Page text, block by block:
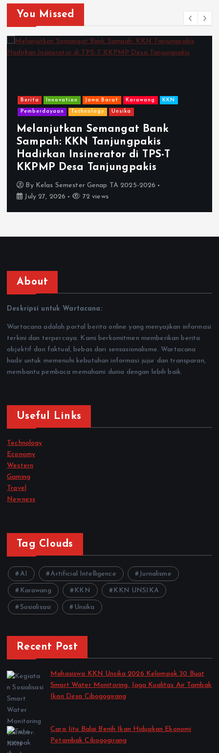
You Missed
Berita Innovation Jawa Barat Karawang KKN
Pemberdayaan Technology Unsika
Melanjutkan Semangat Bank
Sampah: KKN Tanjungpakis
Hadirkan Insinerator di TPS-T
KKPMP Desa Tanjungpakis
By Kelas Semester Genap TA 2025-2026
July 27, 2026
72 views
About
Deskripsi untuk Wartacana:
Wartacana adalah portal berita online yang menyajikan informasi
terkini dan terpercaya. Kami berkomitmen memberikan berita
objektif dan faktual, bebas dari sensasionalisme. Wartacana
hadir untuk memenuhi kebutuhan informasi jujur dan transparan,
membantu pembaca memahami dunia dengan lebih baik.
Useful Links
Technology
Economy
Western
Gaming
Travel
Newness
Tag Clouds
AI Artificial Intelligence Jurnalisme
Karawang KKN KKN UNSIKA
Sosialisasi Unsika
Recent Post
Mahasiswa KKN Unsika 2026 Kelompok 30 Buat
Smart Water Monitoring, Jaga Kualitas Air Tambak
Ikan Desa Cibogogirang
Cara Jitu Balai Benih Ikan Hidupkan Ekonomi
Petambak Cibogogirang